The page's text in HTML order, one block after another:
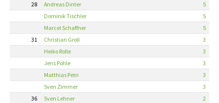
28
Andreas Dinter
5
Dominik Tischler
5
Marcel Schaffner
5
31
Christian Groll
3
Heiko Rolle
3
Jens Pohle
3
Matthias Petri
3
Sven Zimmer
3
36
Sven Lehner
2